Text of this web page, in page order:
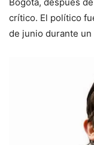
crítico. El político
de junio durante un